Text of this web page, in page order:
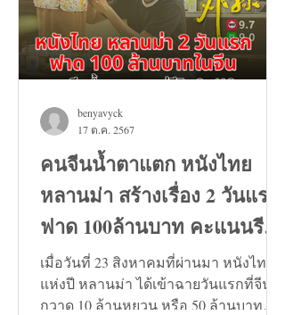
คนจีนน้ำตาแตก หนังไทย
หลานม่า สร้างเรื่อง 2 วันแรก
ฟาด 100ล้านบาท คะแนนรีวิว
9+
เมื่อวันที่ 23 สิงหาคมที่ผ่านมา หนังไทย
แห่งปี หลานม่า ได้เข้าฉายวันแรกที่จีน
กวาด 10 ล้านหยวน หรือ 50 ล้านบาท
benyavyck
17 ต.ค. 2567